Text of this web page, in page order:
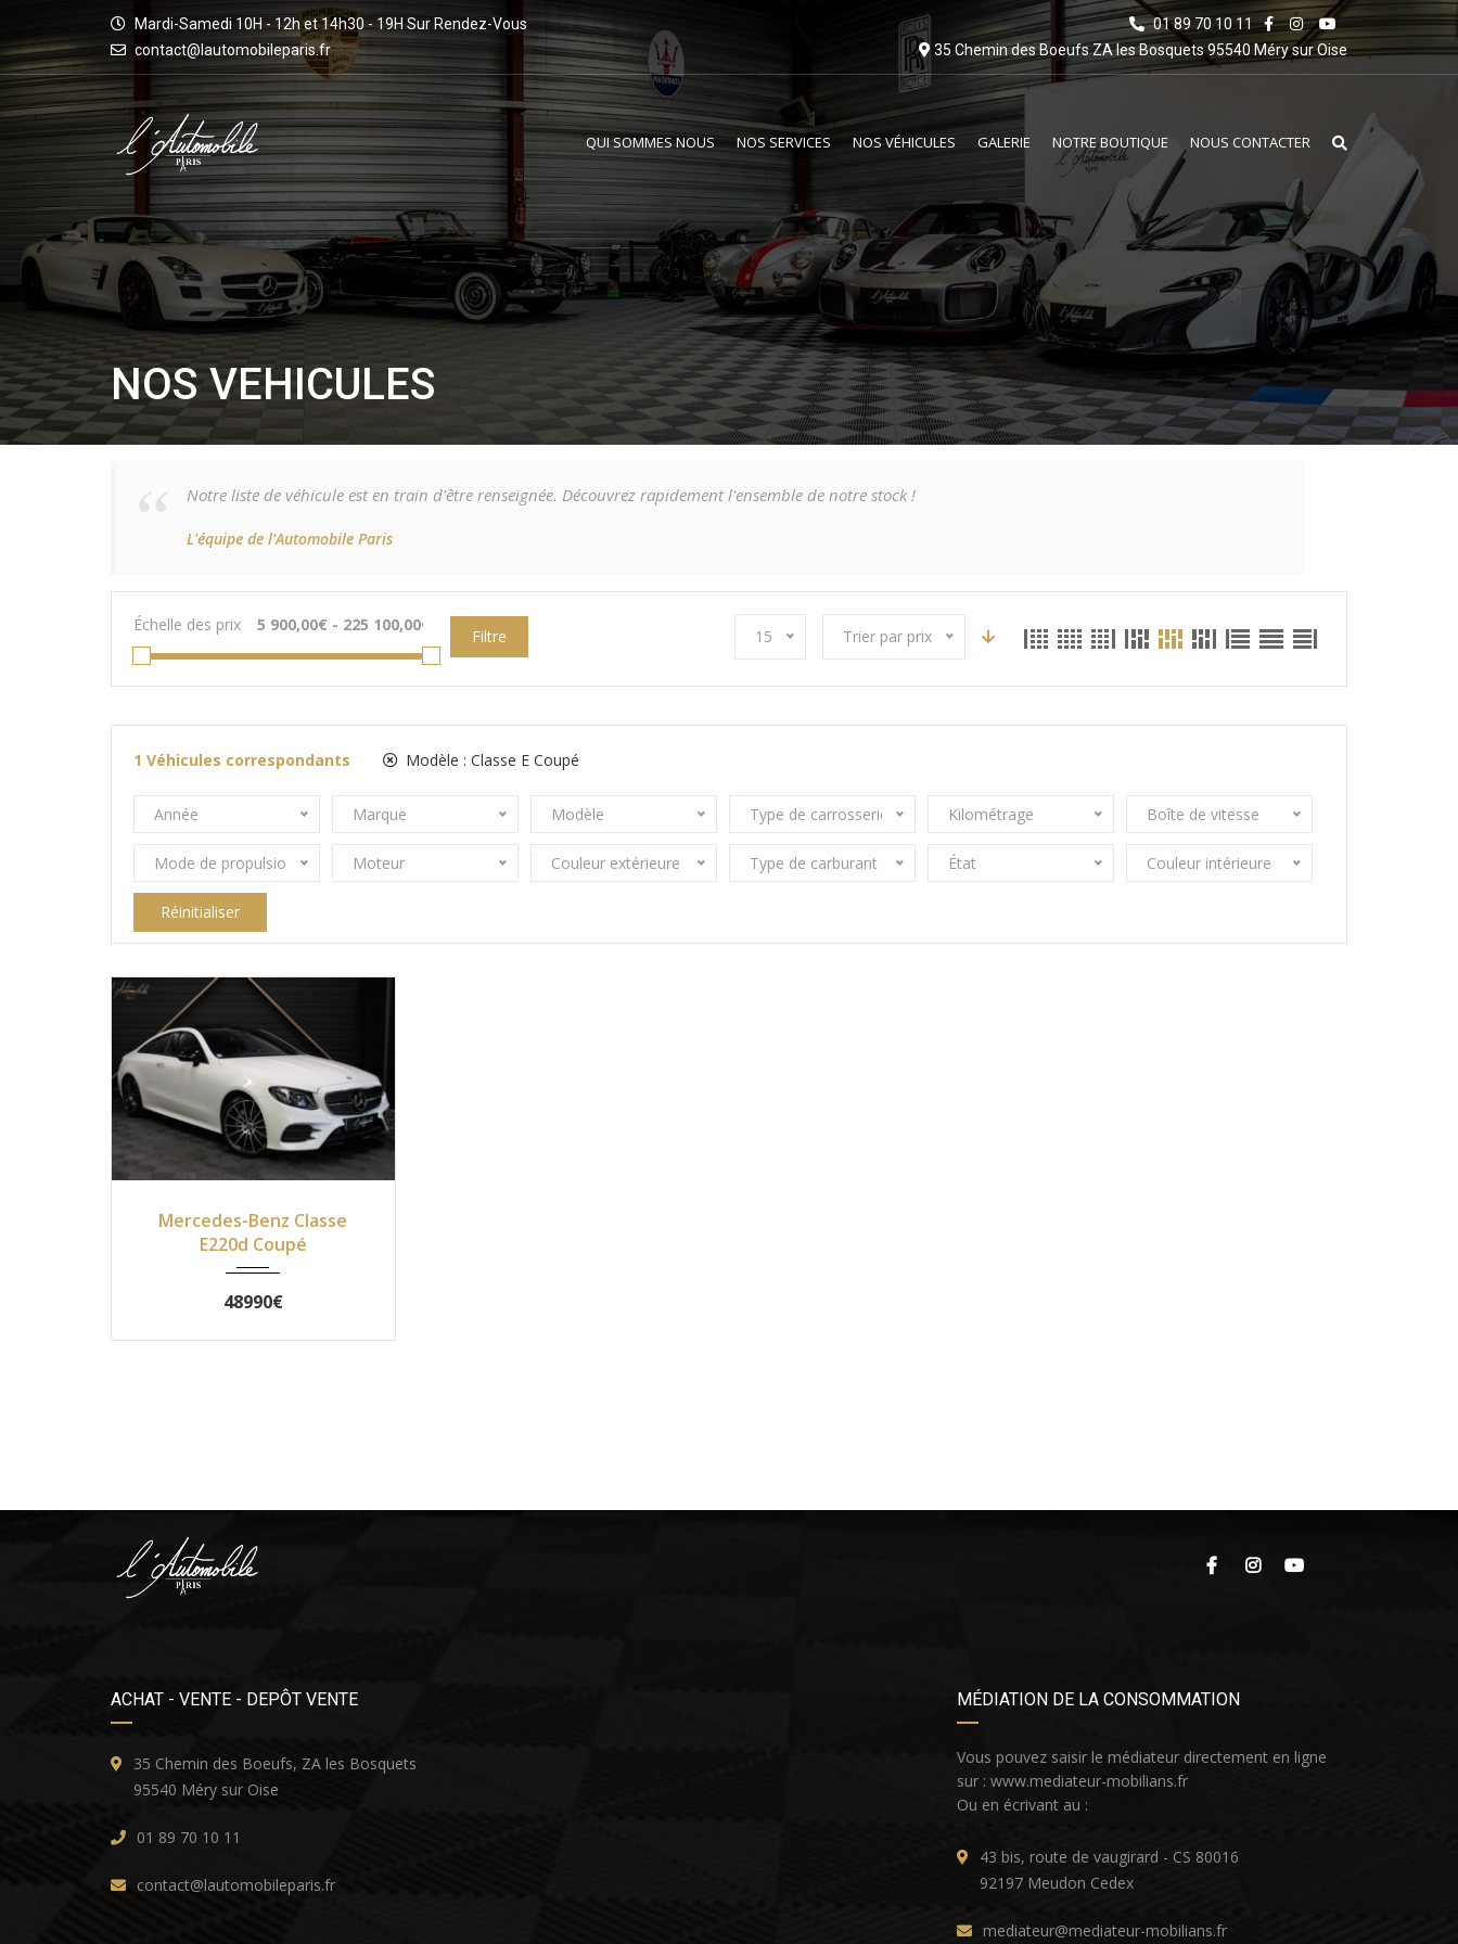
Mardi-Samedi 10H - 12h et 14h30 - 19H Sur Rendez-Vous
contact@lautomobileparis.fr
01 89 70 10 11
35 Chemin des Boeufs ZA les Bosquets 95540 Méry sur Oise
QUI SOMMES NOUS NOS SERVICES NOS VÉHICULES GALERIE NOTRE BOUTIQUE NOUS CONTACTER
NOS VEHICULES
Notre liste de véhicule est en train d'être renseignée. Découvrez rapidement l'ensemble de notre stock !
L'équipe de l'Automobile Paris
Échelle des prix
Filtre 15 Trier par prix
1 Véhicules correspondants Modèle : Classe E Coupé
Année Marque Modèle Type de carrosserie Kilométrage Boîte de vitesse
Mode de propulsion Moteur Couleur extérieure Type de carburant État Couleur intérieure
Réinitialiser
Mercedes-Benz Classe
E220d Coupé
48990€
ACHAT - VENTE - DEPÔT VENTE
35 Chemin des Boeufs, ZA les Bosquets
95540 Méry sur Oise
01 89 70 10 11
contact@lautomobileparis.fr
MÉDIATION DE LA CONSOMMATION
Vous pouvez saisir le médiateur directement en ligne
sur : www.mediateur-mobilians.fr
Ou en écrivant au :
43 bis, route de vaugirard - CS 80016
92197 Meudon Cedex
mediateur@mediateur-mobilians.fr